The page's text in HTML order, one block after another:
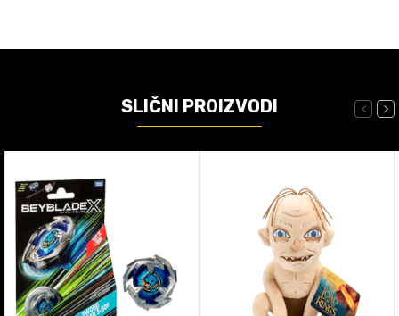
SLIČNI PROIZVODI